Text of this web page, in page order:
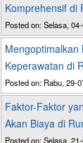
Komprehensif di
Posted on: Selasa,
Mengoptimalkan
Keperawatan di
Posted on: Rabu, 29-
Faktor-Faktor
Akan Biaya di
Posted on: Selasa,